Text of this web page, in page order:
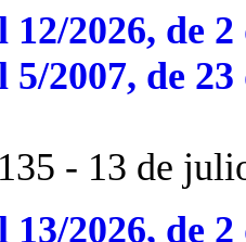
2026, de
2007, de
- 13 de
2026, de